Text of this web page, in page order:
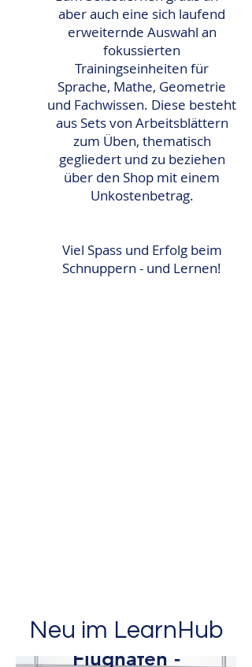
aber auch eine sich laufend
erweiternde Auswahl an
fokussierten
Trainingseinheiten für
Sprache, Mathe, Geometrie
und Fachwissen. Diese besteht
aus Sets von Arbeitsblättern
zum Üben, thematisch
gegliedert und zu beziehen
über den Shop mit einem
Unkostenbetrag.
Viel Spass und Erfolg beim
Schnuppern - und Lernen!
Neu im LearnHub
Flughafen -
Blut und
Blutspende -